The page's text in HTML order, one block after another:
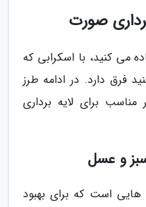
صورت
می کنید، با اسکرابی که
فرق دارد. در ادامه طرز
برای لایه برداری
است که برای بهبود